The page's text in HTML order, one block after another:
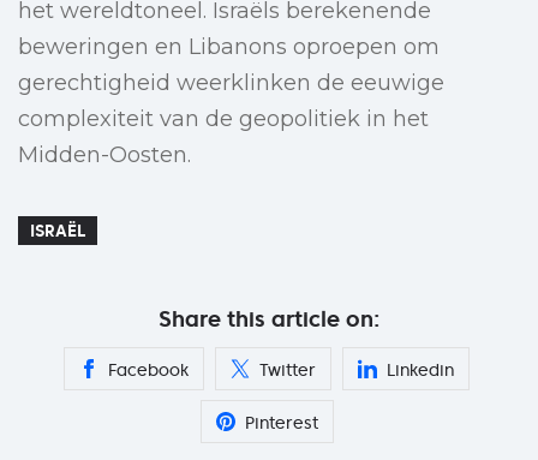
het wereldtoneel. Israëls berekenende
beweringen en Libanons oproepen om
gerechtigheid weerklinken de eeuwige
complexiteit van de geopolitiek in het
Midden-Oosten.
ISRAËL
Share this article on:
Facebook Twitter Linkedin
Pinterest